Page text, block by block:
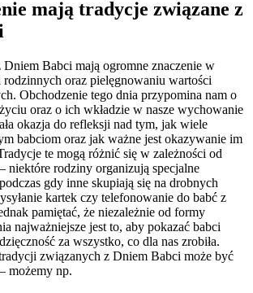
mają tradycje związane z
Babci mają ogromne znaczenie w
rodzinnych oraz pielęgnowaniu wartości
Obchodzenie tego dnia przypomina nam o
oraz o ich wkładzie w nasze wychowanie
okazja do refleksji nad tym, jak wiele
babciom oraz jak ważne jest okazywanie im
te mogą różnić się w zależności od
niektóre rodziny organizują specjalne
gdy inne skupiają się na drobnych
kartek czy telefonowanie do babć z
pamiętać, że niezależnie od formy
najważniejsze jest to, aby pokazać babci
za wszystko, co dla nas zrobiła.
związanych z Dniem Babci może być
możemy np.